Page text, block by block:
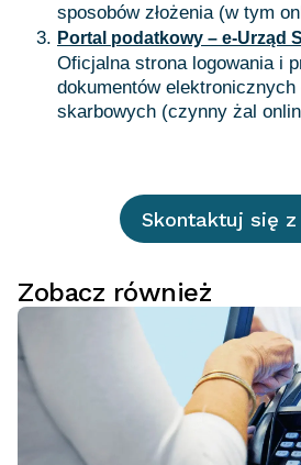
sposobów złożenia (w tym
Portal podatkowy – e-Urząd
Oficjalna strona logowania i
dokumentów elektronicznych
skarbowych (czynny żal
Skontaktuj się z
Zobacz również